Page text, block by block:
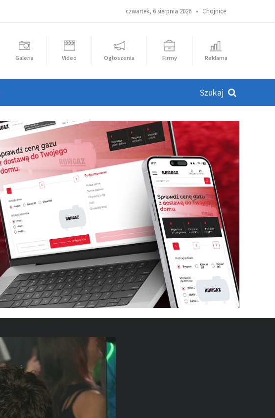
czwartek, 6 sierpnia 2026 • Chojnice
Galeria Video Ogłoszenia Firmy Reklama